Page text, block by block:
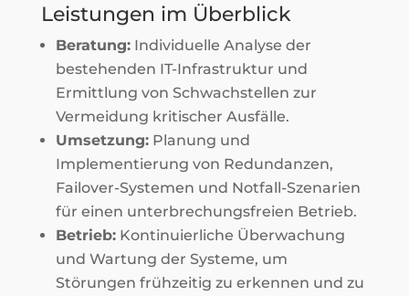
Leistungen im Überblick
Beratung:Individuelle Analyse der
bestehenden IT-Infrastruktur und
Ermittlung von Schwachstellen zur
Vermeidung kritischer Ausfälle.
Umsetzung:Planung und
Implementierung von Redundanzen,
Failover-Systemen und Notfall-Szenarien
für einen unterbrechungsfreien Betrieb.
Betrieb:Kontinuierliche Überwachung
und Wartung der Systeme, um
Störungen frühzeitig zu erkennen und zu